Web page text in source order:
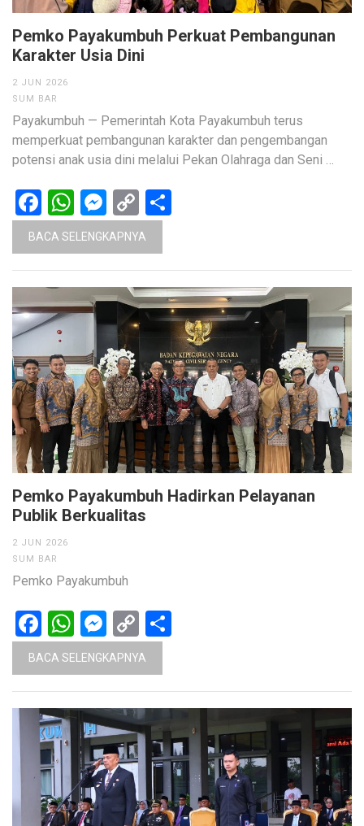
Pemko Payakumbuh Perkuat Pembangunan
Karakter Usia Dini
2 JUN 2026
SUM BAR
Payakumbuh — Pemerintah Kota Payakumbuh terus
memperkuat pembangunan karakter dan pengembangan
potensi anak usia dini melalui Pekan Olahraga dan Seni …
Facebook
WhatsApp
Messenger
Copy
Link
BACA SELENGKAPNYA
Pemko Payakumbuh Hadirkan Pelayanan
Publik Berkualitas
2 JUN 2026
SUM BAR
Pemko Payakumbuh
Facebook
WhatsApp
Messenger
Copy
Link
BACA SELENGKAPNYA